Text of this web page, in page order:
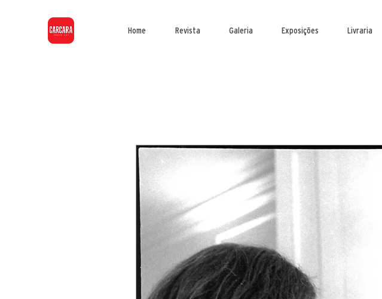
Home Revista Galeria Exposições Livraria